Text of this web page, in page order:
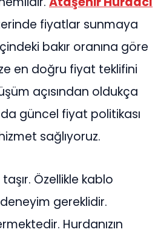
fiyatlar sunmaya
bakır oranına göre
en doğru fiyat teklifini
açısından oldukça
güncel fiyat politikası
sağlıyoruz.
Özellikle kablo
gereklidir.
Hurdanızın